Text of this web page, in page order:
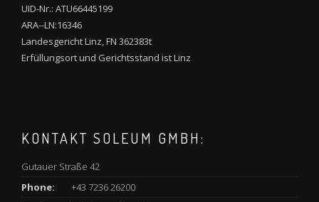
UID-Nr.: ATU66445199
ARA--LN:16346
Landesgericht Linz, FN 362383t
Erfüllungsort und Gerichtsstand ist Linz
KONTAKT SOLEUM GMBH:
Gutauer Straße 42
Phone:
+43 7236 26200